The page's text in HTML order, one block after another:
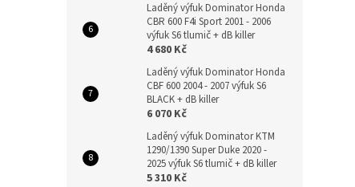
Laděný výfuk Dominator Honda
CBR 600 F4i Sport 2001 - 2006
výfuk S6 tlumič + dB killer
4 680 Kč
Laděný výfuk Dominator Honda
CBF 600 2004 - 2007 výfuk S6
BLACK + dB killer
6 070 Kč
Laděný výfuk Dominator KTM
1290/1390 Super Duke 2020 -
2025 výfuk S6 tlumič + dB killer
5 310 Kč